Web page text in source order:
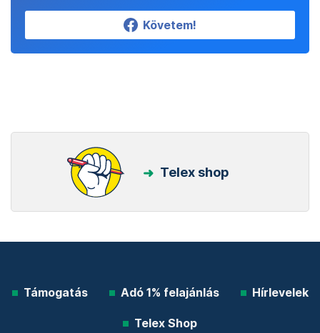
Követem!
Telex shop
Támogatás Adó 1% felajánlás Hírlevelek
Telex Shop